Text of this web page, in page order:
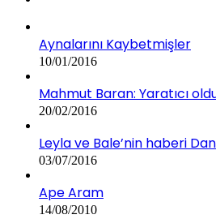
Aynalarını Kaybetmişler
10/01/2016
Mahmut Baran: Yaratıcı
20/02/2016
Leyla ve Bale’nin haberi
03/07/2016
Ape Aram
14/08/2010